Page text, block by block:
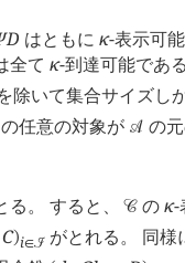
D はともにκ-表示可能
全て κ-到達可能であ
除いて集合サイズし
任意の対象が 󰒘 の
る。 すると、󰒚 のκ-
C)i∈󰒠がとれる。 同様